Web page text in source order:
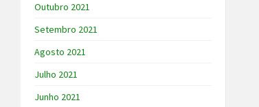
Outubro 2021
Setembro 2021
Agosto 2021
Julho 2021
Junho 2021